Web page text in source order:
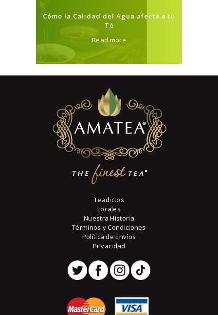
Cómo la Calidad del Agua afecta a tu
Té
Read more
Teadictos
Locales
Nuestra Historia
Términos y Condiciones
Política de Envíos
Privacidad